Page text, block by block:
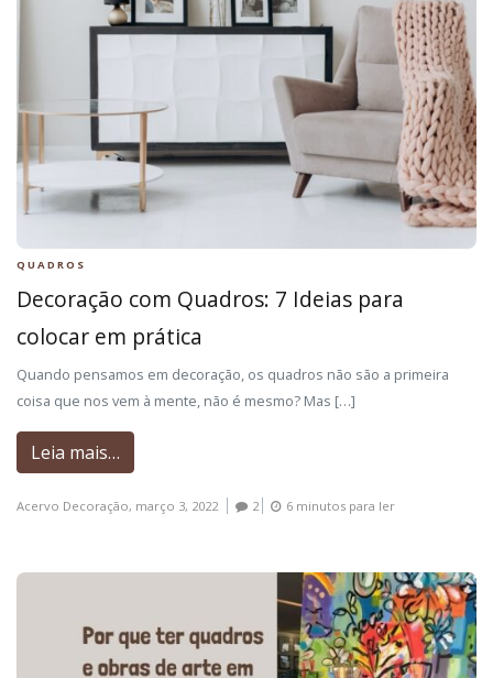
QUADROS
Decoração com Quadros: 7 Ideias para
colocar em prática
Quando pensamos em decoração, os quadros não são a primeira
coisa que nos vem à mente, não é mesmo? Mas […]
Leia mais…
Acervo Decoração, março 3, 2022 2 6 minutos para ler